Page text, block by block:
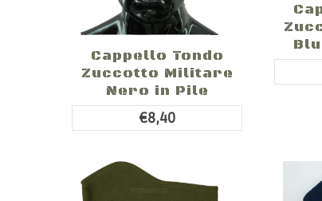
Cappello Tondo
Zuccotto Militare
Nero in Pile
€8,40